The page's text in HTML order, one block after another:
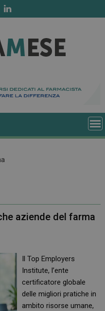
aziende del farma
Il Top Employers
Institute, l’ente
certificatore globale
delle migliori pratiche in
ambito risorse umane,